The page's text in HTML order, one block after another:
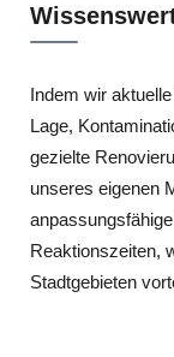
Indem wir
Lage,
gezielte
unseres eigenen
Reaktionszeiten,
Stadtgebieten